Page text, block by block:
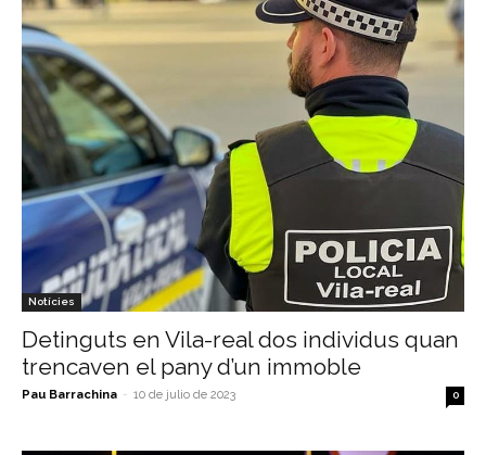
Notícies
Detinguts en Vila-real dos individus quan
trencaven el pany d’un immoble
Pau Barrachina - 10 de julio de 2023 0